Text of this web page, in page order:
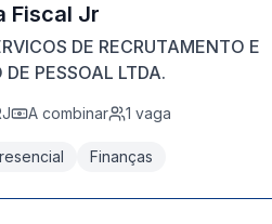
Fiscal Jr
DE RECRUTAMENTO E
DE PESSOAL LTDA.
A combinar 1 vaga
Finanças